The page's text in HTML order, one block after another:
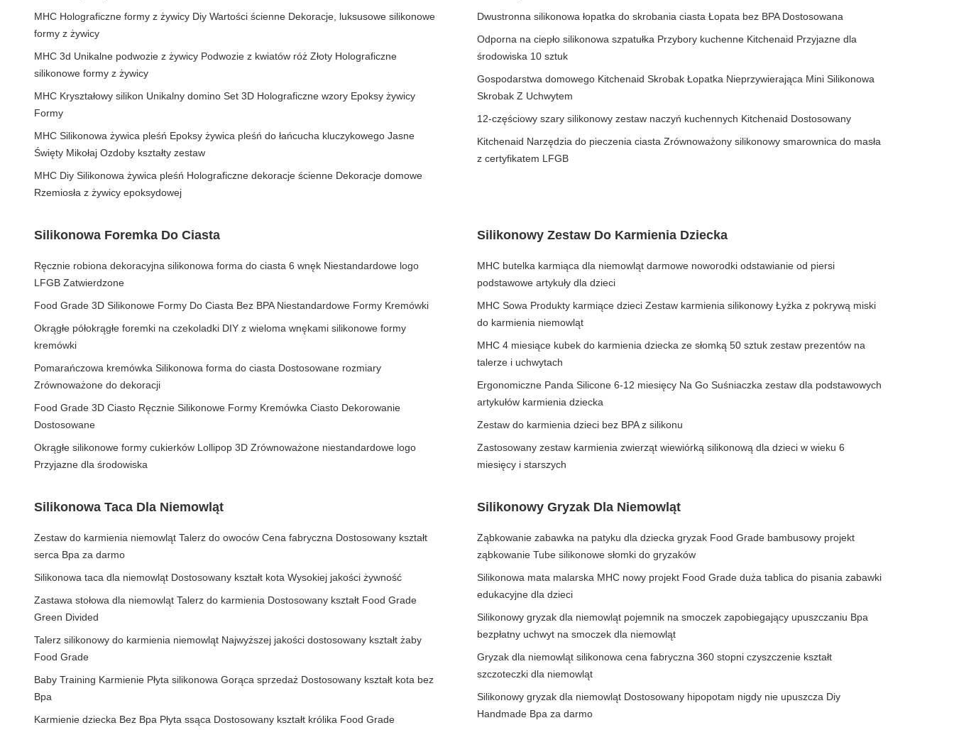
MHC Holograficzne formy z żywicy Diy Wartości ścienne Dekoracje, luksusowe silikonowe
formy z żywicy
MHC 3d Unikalne podwozie z żywicy Podwozie z kwiatów róż Złoty Holograficzne
silikonowe formy z żywicy
MHC Kryształowy silikon Unikalny domino Set 3D Holograficzne wzory Epoksy żywicy
Formy
MHC Silikonowa żywica pleśń Epoksy żywica pleśń do łańcucha kluczykowego Jasne
Święty Mikołaj Ozdoby kształty zestaw
MHC Diy Silikonowa żywica pleśń Holograficzne dekoracje ścienne Dekoracje domowe
Rzemiosła z żywicy epoksydowej
Dwustronna silikonowa łopatka do skrobania ciasta Łopata bez BPA Dostosowana
Odporna na ciepło silikonowa szpatułka Przybory kuchenne Kitchenaid Przyjazne dla
środowiska 10 sztuk
Gospodarstwa domowego Kitchenaid Skrobak Łopatka Nieprzywierająca Mini Silikonowa
Skrobak Z Uchwytem
12-częściowy szary silikonowy zestaw naczyń kuchennych Kitchenaid Dostosowany
Kitchenaid Narzędzia do pieczenia ciasta Zrównoważony silikonowy smarownica do masła
z certyfikatem LFGB
Silikonowa Foremka Do Ciasta
Ręcznie robiona dekoracyjna silikonowa forma do ciasta 6 wnęk Niestandardowe logo
LFGB Zatwierdzone
Food Grade 3D Silikonowe Formy Do Ciasta Bez BPA Niestandardowe Formy Kremówki
Okrągłe półokrągłe foremki na czekoladki DIY z wieloma wnękami silikonowe formy
kremówki
Pomarańczowa kremówka Silikonowa forma do ciasta Dostosowane rozmiary
Zrównoważone do dekoracji
Food Grade 3D Ciasto Ręcznie Silikonowe Formy Kremówka Ciasto Dekorowanie
Dostosowane
Okrągłe silikonowe formy cukierków Lollipop 3D Zrównoważone niestandardowe logo
Przyjazne dla środowiska
Silikonowy Zestaw Do Karmienia Dziecka
MHC butelka karmiąca dla niemowląt darmowe noworodki odstawianie od piersi
podstawowe artykuły dla dzieci
MHC Sowa Produkty karmiące dzieci Zestaw karmienia silikonowy Łyżka z pokrywą miski
do karmienia niemowląt
MHC 4 miesiące kubek do karmienia dziecka ze słomką 50 sztuk zestaw prezentów na
talerze i uchwytach
Ergonomiczne Panda Silicone 6-12 miesięcy Na Go Suśniaczka zestaw dla podstawowych
artykułów karmienia dziecka
Zestaw do karmienia dzieci bez BPA z silikonu
Zastosowany zestaw karmienia zwierząt wiewiórką silikonową dla dzieci w wieku 6
miesięcy i starszych
Silikonowa Taca Dla Niemowląt
Zestaw do karmienia niemowląt Talerz do owoców Cena fabryczna Dostosowany kształt
serca Bpa za darmo
Silikonowa taca dla niemowląt Dostosowany kształt kota Wysokiej jakości żywność
Zastawa stołowa dla niemowląt Talerz do karmienia Dostosowany kształt Food Grade
Green Divided
Talerz silikonowy do karmienia niemowląt Najwyższej jakości dostosowany kształt żaby
Food Grade
Baby Training Karmienie Płyta silikonowa Gorąca sprzedaż Dostosowany kształt kota bez
Bpa
Karmienie dziecka Bez Bpa Płyta ssąca Dostosowany kształt królika Food Grade
Silikonowy Gryzak Dla Niemowląt
Ząbkowanie zabawka na patyku dla dziecka gryzak Food Grade bambusowy projekt
ząbkowanie Tube silikonowe słomki do gryzaków
Silikonowa mata malarska MHC nowy projekt Food Grade duża tablica do pisania zabawki
edukacyjne dla dzieci
Silikonowy gryzak dla niemowląt pojemnik na smoczek zapobiegający upuszczaniu Bpa
bezpłatny uchwyt na smoczek dla niemowląt
Gryzak dla niemowląt silikonowa cena fabryczna 360 stopni czyszczenie kształt
szczoteczki dla niemowląt
Silikonowy gryzak dla niemowląt Dostosowany hipopotam nigdy nie upuszcza Diy
Handmade Bpa za darmo